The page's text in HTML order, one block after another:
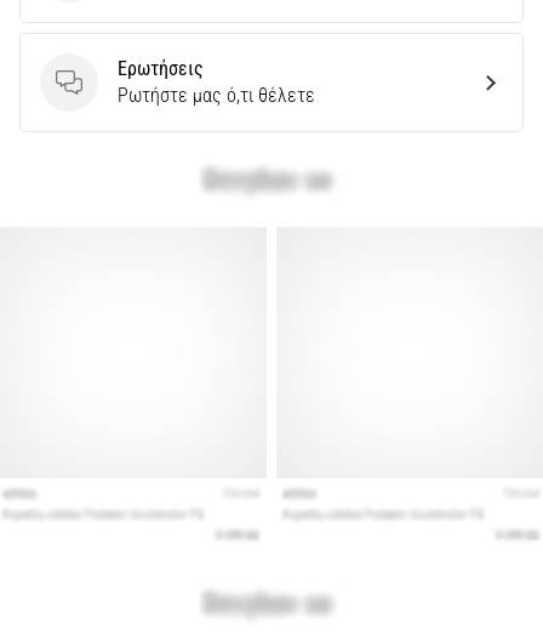
Ερωτήσεις
Ερωτήσεις
Ρωτήστε μας ό,τι θέλετε